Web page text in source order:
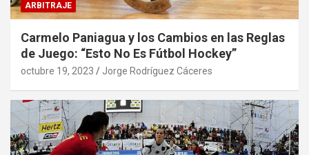
ARBITRAJE
Carmelo Paniagua y los Cambios en las Reglas
de Juego: “Esto No Es Fútbol Hockey”
octubre 19, 2023 Jorge Rodríguez Cáceres